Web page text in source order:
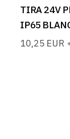
TIRA 24V
IP65
10,25 EUR